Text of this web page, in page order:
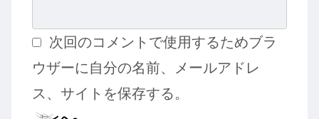
次回のコメントで使用するためブラ
ウザーに自分の名前、メールアドレ
ス、サイトを保存する。